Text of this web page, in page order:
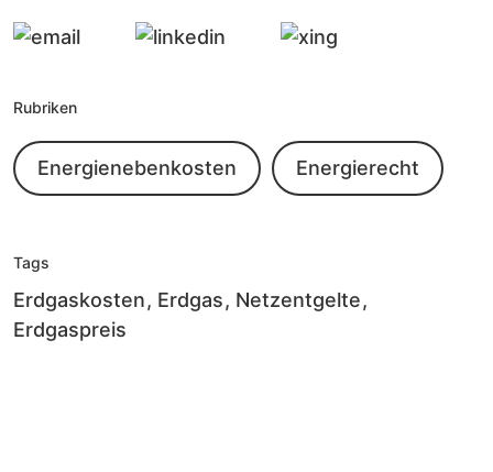
Rubriken
Energienebenkosten Energierecht
Tags
Erdgaskosten Erdgas Netzentgelte
Erdgaspreis